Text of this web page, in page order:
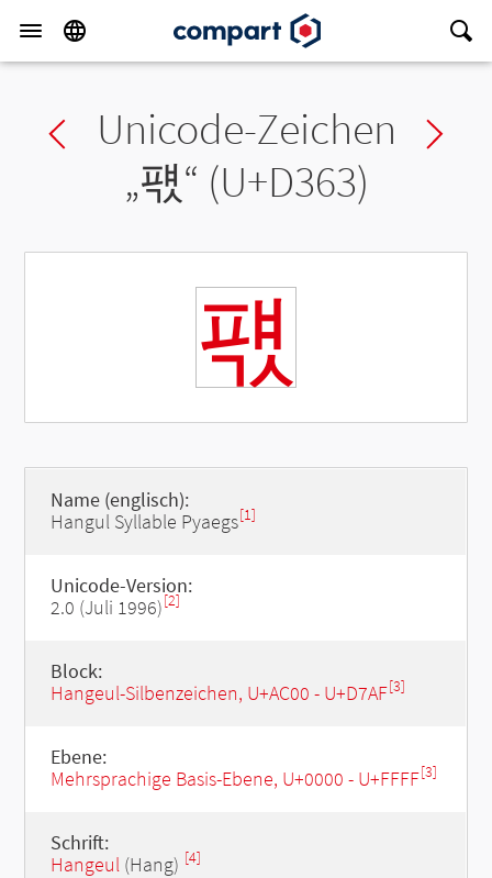
Previous char
Unicode-Zeichen
„퍣“ (U+D363)
퍣
Name (englisch):
Hangul Syllable Pyaegs[1]
Unicode-Version:
2.0 (Juli 1996)[2]
Block:
Hangeul-Silbenzeichen, U+AC00 - U+D7AF[3]
Ebene:
Mehrsprachige Basis-Ebene, U+0000 - U+FFFF[3]
Schrift:
Hangeul(Hang) [4]